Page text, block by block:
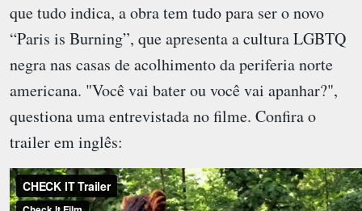
que tudo indica, a obra tem tudo para ser o novo
“Paris is Burning”, que apresenta a cultura LGBTQ
negra nas casas de acolhimento da periferia norte
americana. "Você vai bater ou você vai apanhar?",
questiona uma entrevistada no filme. Confira o
trailer em inglês: